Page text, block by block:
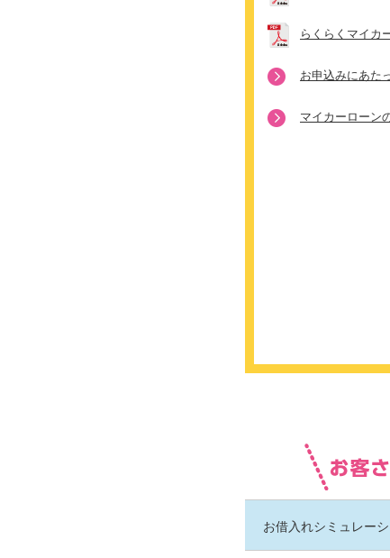
らくらくマイカ
お申込みにあた
マイカーローン
お借入れシミュレー